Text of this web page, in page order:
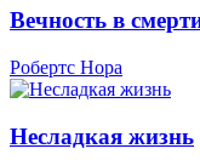
Вечность в
Робертс Нора
Несладкая жизнь